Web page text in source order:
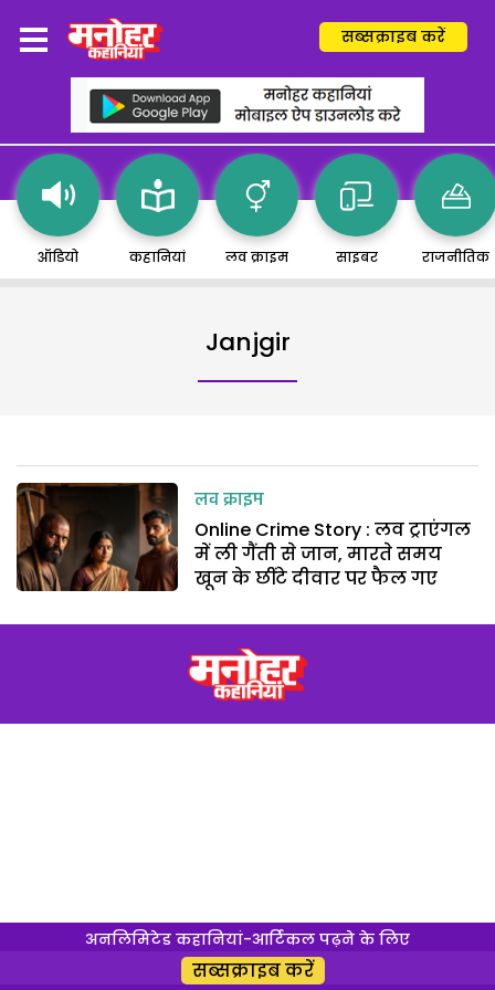
सब्सक्राइब करें
ऑडियो कहानियां लव क्राइम साइबर राजनीतिक
Janjgir
लव क्राइम
Online Crime Story : लव ट्राएंगल
में ली गैंती से जान, मारते समय
खून के छींटे दीवार पर फैल गए
अनलिमिटेड कहानियां-आर्टिकल पढ़ने के लिए
सब्सक्राइब करें